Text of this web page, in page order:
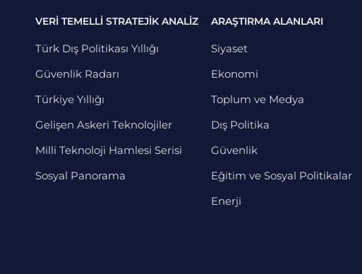
VERİ TEMELLİ STRATEJİK ANALİZ
Türk Dış Politikası Yıllığı
Güvenlik Radarı
Türkiye Yıllığı
Gelişen Askeri Teknolojiler
Milli Teknoloji Hamlesi Serisi
Sosyal Panorama
ARAŞTIRMA ALANLARI
Siyaset
Ekonomi
Toplum ve Medya
Dış Politika
Güvenlik
Eğitim ve Sosyal Politikalar
Enerji